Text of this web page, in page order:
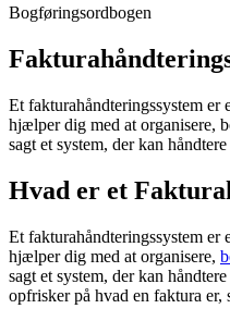
Bogføringsordbogen
Et fakturahåndteringssystem er
hjælper dig med at organisere,
sagt et system, der kan
Hvad er et
Et fakturahåndteringssystem er
hjælper dig med at organisere,
sagt et system, der kan
opfrisker på hvad en faktura er,